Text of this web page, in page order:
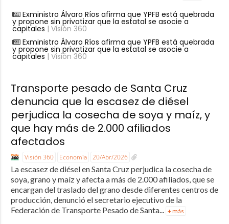
Exministro Álvaro Ríos afirma que YPFB está quebrada
y propone sin privatizar que la estatal se asocie a
capitales | Visión 360
Exministro Álvaro Ríos afirma que YPFB está quebrada
y propone sin privatizar que la estatal se asocie a
capitales | Visión 360
Transporte pesado de Santa Cruz
denuncia que la escasez de diésel
perjudica la cosecha de soya y maíz, y
que hay más de 2.000 afiliados
afectados
Visión 360 Economía 20/Abr/2026
La escasez de diésel en Santa Cruz perjudica la cosecha de
soya, grano y maíz y afecta a más de 2.000 afiliados, que se
encargan del traslado del grano desde diferentes centros de
producción, denunció el secretario ejecutivo de la
Federación de Transporte Pesado de Santa... + más